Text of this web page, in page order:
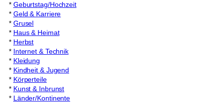
* Geburtstag/Hochzeit
* Geld & Karriere
* Grusel
* Haus & Heimat
* Herbst
* Internet & Technik
* Kleidung
* Kindheit & Jugend
* Körperteile
* Kunst & Inbrunst
* Länder/Kontinente